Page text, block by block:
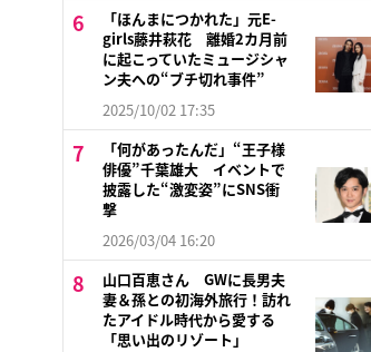
「ほんまにつかれた」元E-
girls藤井萩花 離婚2カ月前
に起こっていたミュージシャ
ン夫への“ブチ切れ事件”
2025/10/02 17:35
「何があったんだ」“王子様
俳優”千葉雄大 イベントで
披露した“激変姿”にSNS衝
撃
2026/03/04 16:20
山口百恵さん GWに長男夫
妻＆孫との初海外旅行！訪れ
たアイドル時代から愛する
「思い出のリゾート」